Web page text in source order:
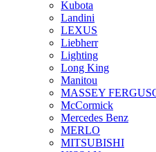
Kubota
Landini
LEXUS
Liebherr
Lighting
Long King
Manitou
MASSEY
McCormick
Mercedes Benz
MERLO
MITSUBISHI